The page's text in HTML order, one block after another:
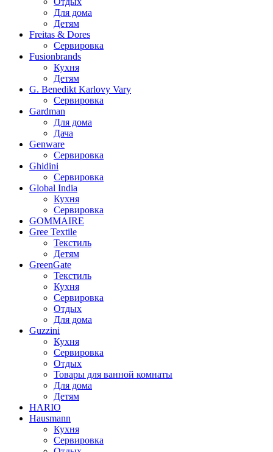
Для дома
Детям
Freitas & Dores
Сервировка
Fusionbrands
Кухня
Детям
G. Benedikt Karlovy Vary
Сервировка
Gardman
Для дома
Дача
Genware
Сервировка
Ghidini
Сервировка
Global India
Кухня
Сервировка
GOMMAIRE
Gree Textile
Текстиль
Детям
GreenGate
Текстиль
Кухня
Сервировка
Отдых
Для дома
Guzzini
Кухня
Сервировка
Отдых
Товары для ванной комнаты
Для дома
Детям
HARIO
Hausmann
Кухня
Сервировка